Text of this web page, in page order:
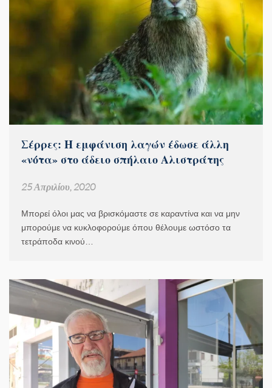
Σέρρες: Η εμφάνιση λαγών έδωσε άλλη
«νότα» στο άδειο σπήλαιο Αλιστράτης
25 Απριλίου, 2020
Μπορεί όλοι μας να βρισκόμαστε σε καραντίνα και να μην
μπορούμε να κυκλοφορούμε όπου θέλουμε ωστόσο τα
τετράποδα κινού…